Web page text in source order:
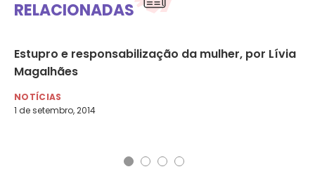
RELACIONADAS
Estupro e responsabilização da mulher, por Lívia
Magalhães
NOTÍCIAS
1 de setembro, 2014